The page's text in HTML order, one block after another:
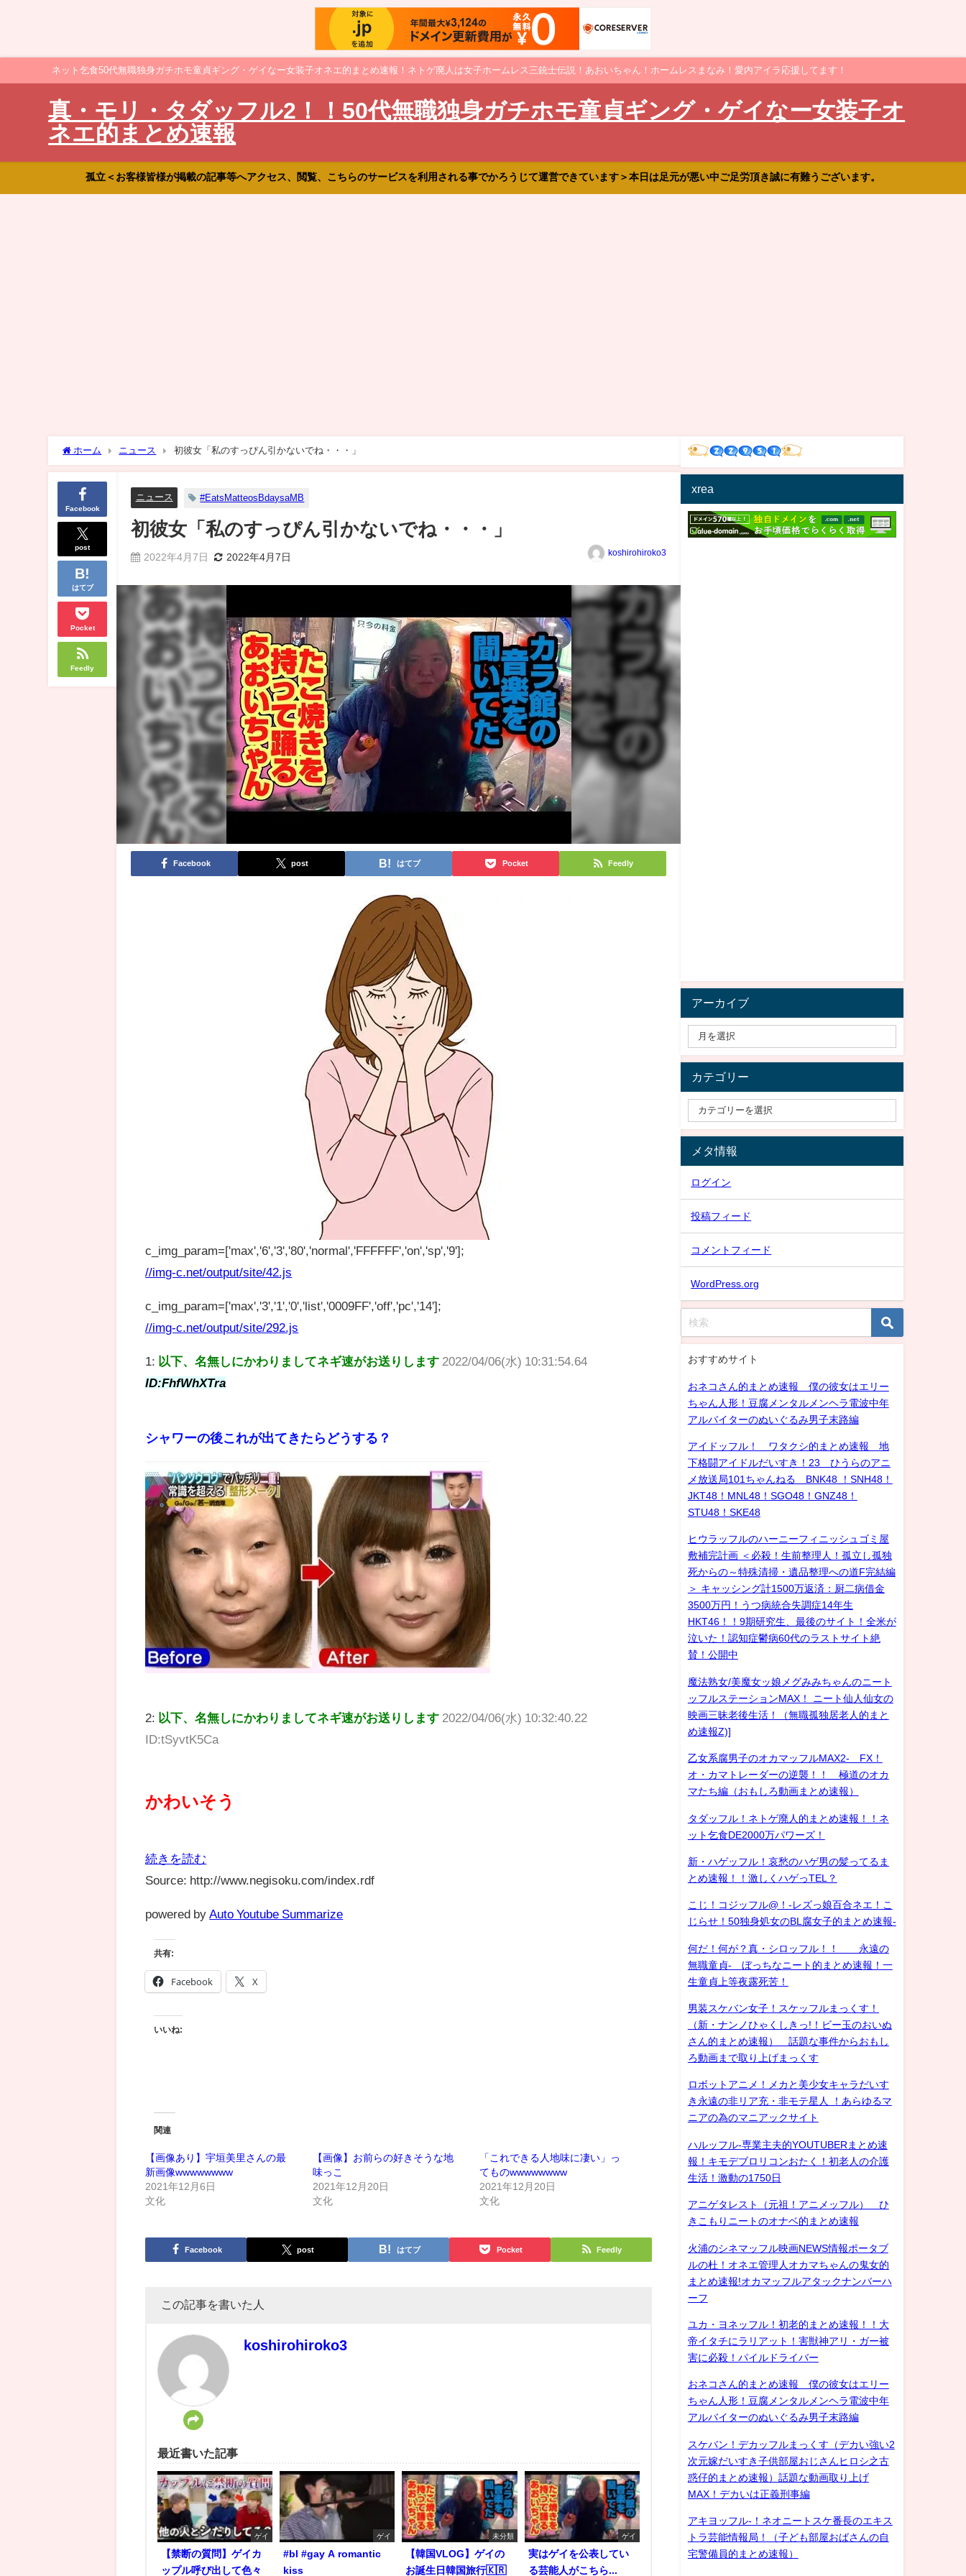
ネット乞食50代無職独身ガチホモ童貞ギング・ゲイなー女装子オネエ的まとめ速報！ネトゲ廃人は女子ホームレス三銃士伝説！あおいちゃん！ホームレスまなみ！愛内アイラ応援してます！
真・モリ・タダッフル2！！50代無職独身ガチホモ童貞ギング・ゲイなー女装子オ
ネエ的まとめ速報
孤立＜お客様皆様が掲載の記事等へアクセス、閲覧、こちらのサービスを利用される事でかろうじて運営できています＞本日は足元が悪い中ご足労頂き誠に有難うございます。
ホーム ニュース 初彼女「私のすっぴん引かないでね・・・」
Facebook
post
はてブ
Pocket
Feedly
ニュース #EatsMatteosBdaysaMB
初彼女「私のすっぴん引かないでね・・・」
2022年4月7日 2022年4月7日 koshirohiroko3
Facebook post はてブ Pocket Feedly
c_img_param=['max','6','3','80','normal','FFFFFF','on','sp','9'];
//img-c.net/output/site/42.js
c_img_param=['max','3','1','0','list','0009FF','off','pc','14'];
//img-c.net/output/site/292.js
1: 以下、名無しにかわりましてネギ速がお送りします 2022/04/06(水) 10:31:54.64
ID:FhfWhXTra
シャワーの後これが出てきたらどうする？
2: 以下、名無しにかわりましてネギ速がお送りします 2022/04/06(水) 10:32:40.22
ID:tSyvtK5Ca
かわいそう
続きを読む
Source: http://www.negisoku.com/index.rdf
powered by Auto Youtube Summarize
共有:
Facebook X
いいね:
関連
【画像あり】宇垣美里さんの最
新画像wwwwwwww
2021年12月6日
文化
【画像】お前らの好きそうな地
味っこ
2021年12月20日
文化
「これできる人地味に凄い」っ
てものwwwwwwww
2021年12月20日
文化
Facebook post はてブ Pocket Feedly
この記事を書いた人
koshirohiroko3
最近書いた記事
ゲイ
【禁断の質問】ゲイカ
ップル呼び出して色々
ゲイ
#bl #gay A romantic
kiss
未分類
【韓国VLOG】ゲイの
お誕生日韓国旅行🇰🇷
ゲイ
実はゲイを公表してい
る芸能人がこちら...
xrea
アーカイブ
カテゴリー
メタ情報
ログイン
投稿フィード
コメントフィード
WordPress.org
おすすめサイト
おネコさん的まとめ速報 僕の彼女はエリー
ちゃん人形！豆腐メンタルメンヘラ電波中年
アルバイターのぬいぐるみ男子末路編
アイドッフル！ ワタクシ的まとめ速報 地
下格闘アイドルだいすき！23 ひうらのアニ
メ放送局101ちゃんねる BNK48 ！SNH48！
JKT48！MNL48！SGO48！GNZ48！
STU48！SKE48
ヒウラッフルのハーニーフィニッシュゴミ屋
敷補完計画 ＜必殺！生前整理人！孤立し孤独
死からの～特殊清掃・遺品整理への道F完結編
＞ キャッシング計1500万返済：厨二病借金
3500万円！うつ病統合失調症14年生
HKT46！！9期研究生、最後のサイト！全米が
泣いた！認知症鬱病60代のラストサイト絶
賛！公開中
魔法熟女/美魔女ッ娘メグみみちゃんのニート
ッフルステーションMAX！ ニート仙人仙女の
映画三昧老後生活！（無職孤独居老人的まと
め速報Z)]
乙女系腐男子のオカマッフルMAX2- FX！
オ・カマトレーダーの逆襲！！ 極道のオカ
マたち編（おもしろ動画まとめ速報）
タダッフル！ネトゲ廃人的まとめ速報！！ネ
ット乞食DE2000万パワーズ！
新・ハゲッフル！哀愁のハゲ男の髪ってるま
とめ速報！！激しくハゲっTEL？
こじ！コジッフル@！-レズっ娘百合ネエ！こ
じらせ！50独身処女のBL腐女子的まとめ速報-
何だ！何が？真・シロッフル！！ 永遠の
無職童貞- ぼっちなニート的まとめ速報！一
生童貞上等夜露死苦！
男装スケバン女子！スケッフルまっくす！
（新・ナンノひゃくしきっ!！ビー玉のおいぬ
さん的まとめ速報） 話題な事件からおもし
ろ動画まで取り上げまっくす
ロボットアニメ！メカと美少女キャラだいす
き永遠の非リア充・非モテ星人 ！あらゆるマ
ニアの為のマニアックサイト
ハルッフル-専業主夫的YOUTUBERまとめ速
報！キモデブロリコンおたく！初老人の介護
生活！激動の1750日
アニゲタレスト（元祖！アニメッフル） ひ
きこもりニートのオナベ的まとめ速報
火浦のシネマッフル映画NEWS情報ポータブ
ルの杜！オネエ管理人オカマちゃんの鬼女的
まとめ速報!オカマッフルアタックナンバーハ
ーフ
ユカ・ヨネッフル！初老的まとめ速報！！大
帝イタチにラリアット！害獣神アリ・ガー被
害に必殺！パイルドライバー
おネコさん的まとめ速報 僕の彼女はエリー
ちゃん人形！豆腐メンタルメンヘラ電波中年
アルバイターのぬいぐるみ男子末路編
スケバン！デカッフルまっくす（デカい強い2
次元嫁だいすき子供部屋おじさんヒロシ之古
惑仔的まとめ速報）話題な動画取り上げ
MAX！デカいは正義刑事編
アキヨッフル-！ネオニートスケ番長のエキス
トラ芸能情報局！（子ども部屋おばさんの自
宅警備員的まとめ速報）